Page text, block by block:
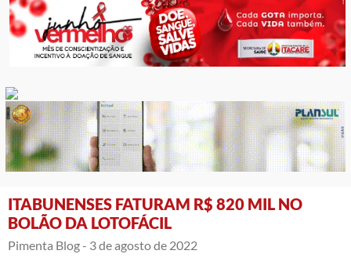
ITABUNENSES FATURAM R$ 820 MIL NO
BOLÃO DA LOTOFÁCIL
Pimenta Blog - 3 de agosto de 2022